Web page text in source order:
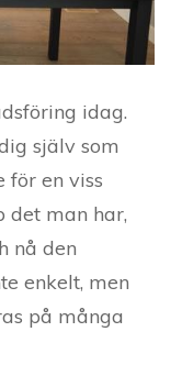
idag.
själv som
för en viss
det man har,
nå den
enkelt, men
på många